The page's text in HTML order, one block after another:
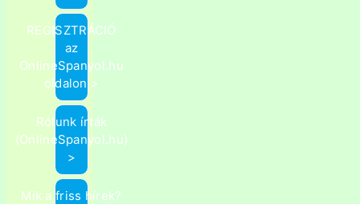
REGISZTRÁCIÓ
az
OnlineSpanyol.hu
oldalon >
Rólunk írták
(OnlineSpanyol.hu)
>
Mik a friss hírek?